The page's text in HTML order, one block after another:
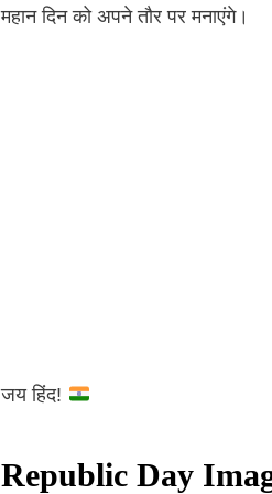
महान दिन को अपने तौर पर मनाएंगे।
जय हिंद!
Republic Day